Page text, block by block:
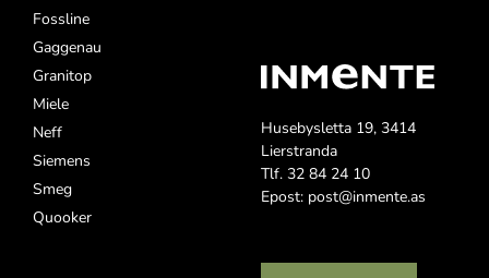
Fossline
Gaggenau
Granitop
Miele
Neff
Siemens
Smeg
Quooker
Husebysletta 19, 3414
Lierstranda
Tlf. 32 84 24 10
Epost: post@inmente.as